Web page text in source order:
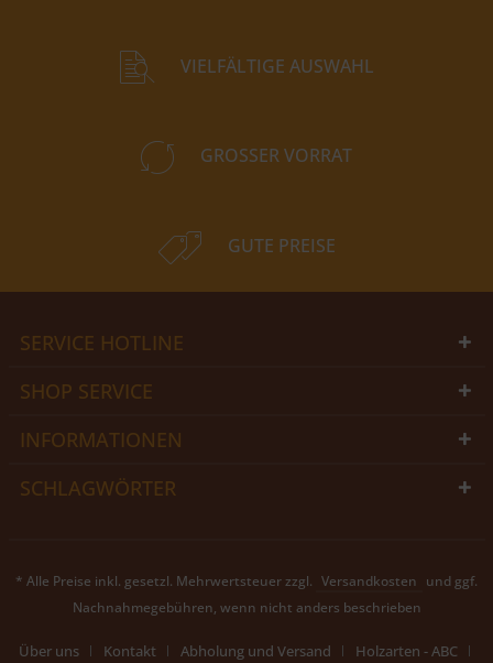
VIELFÄLTIGE AUSWAHL
GROSSER VORRAT
GUTE PREISE
SERVICE HOTLINE
SHOP SERVICE
INFORMATIONEN
SCHLAGWÖRTER
* Alle Preise inkl. gesetzl. Mehrwertsteuer zzgl. Versandkosten und ggf.
Nachnahmegebühren, wenn nicht anders beschrieben
Über uns Kontakt Abholung und Versand Holzarten - ABC